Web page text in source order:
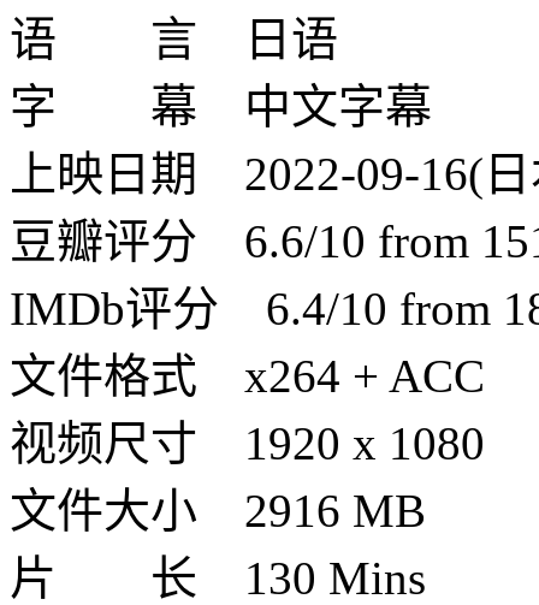
语 言 日语
字 幕 中文字幕
上映日期 2022-09-16(
豆瓣评分 6.6/10 from
IMDb评分 6.4/10 from
文件格式 x264 + ACC
视频尺寸 1920 x 1080
文件大小 2916 MB
片 长 130 Mins